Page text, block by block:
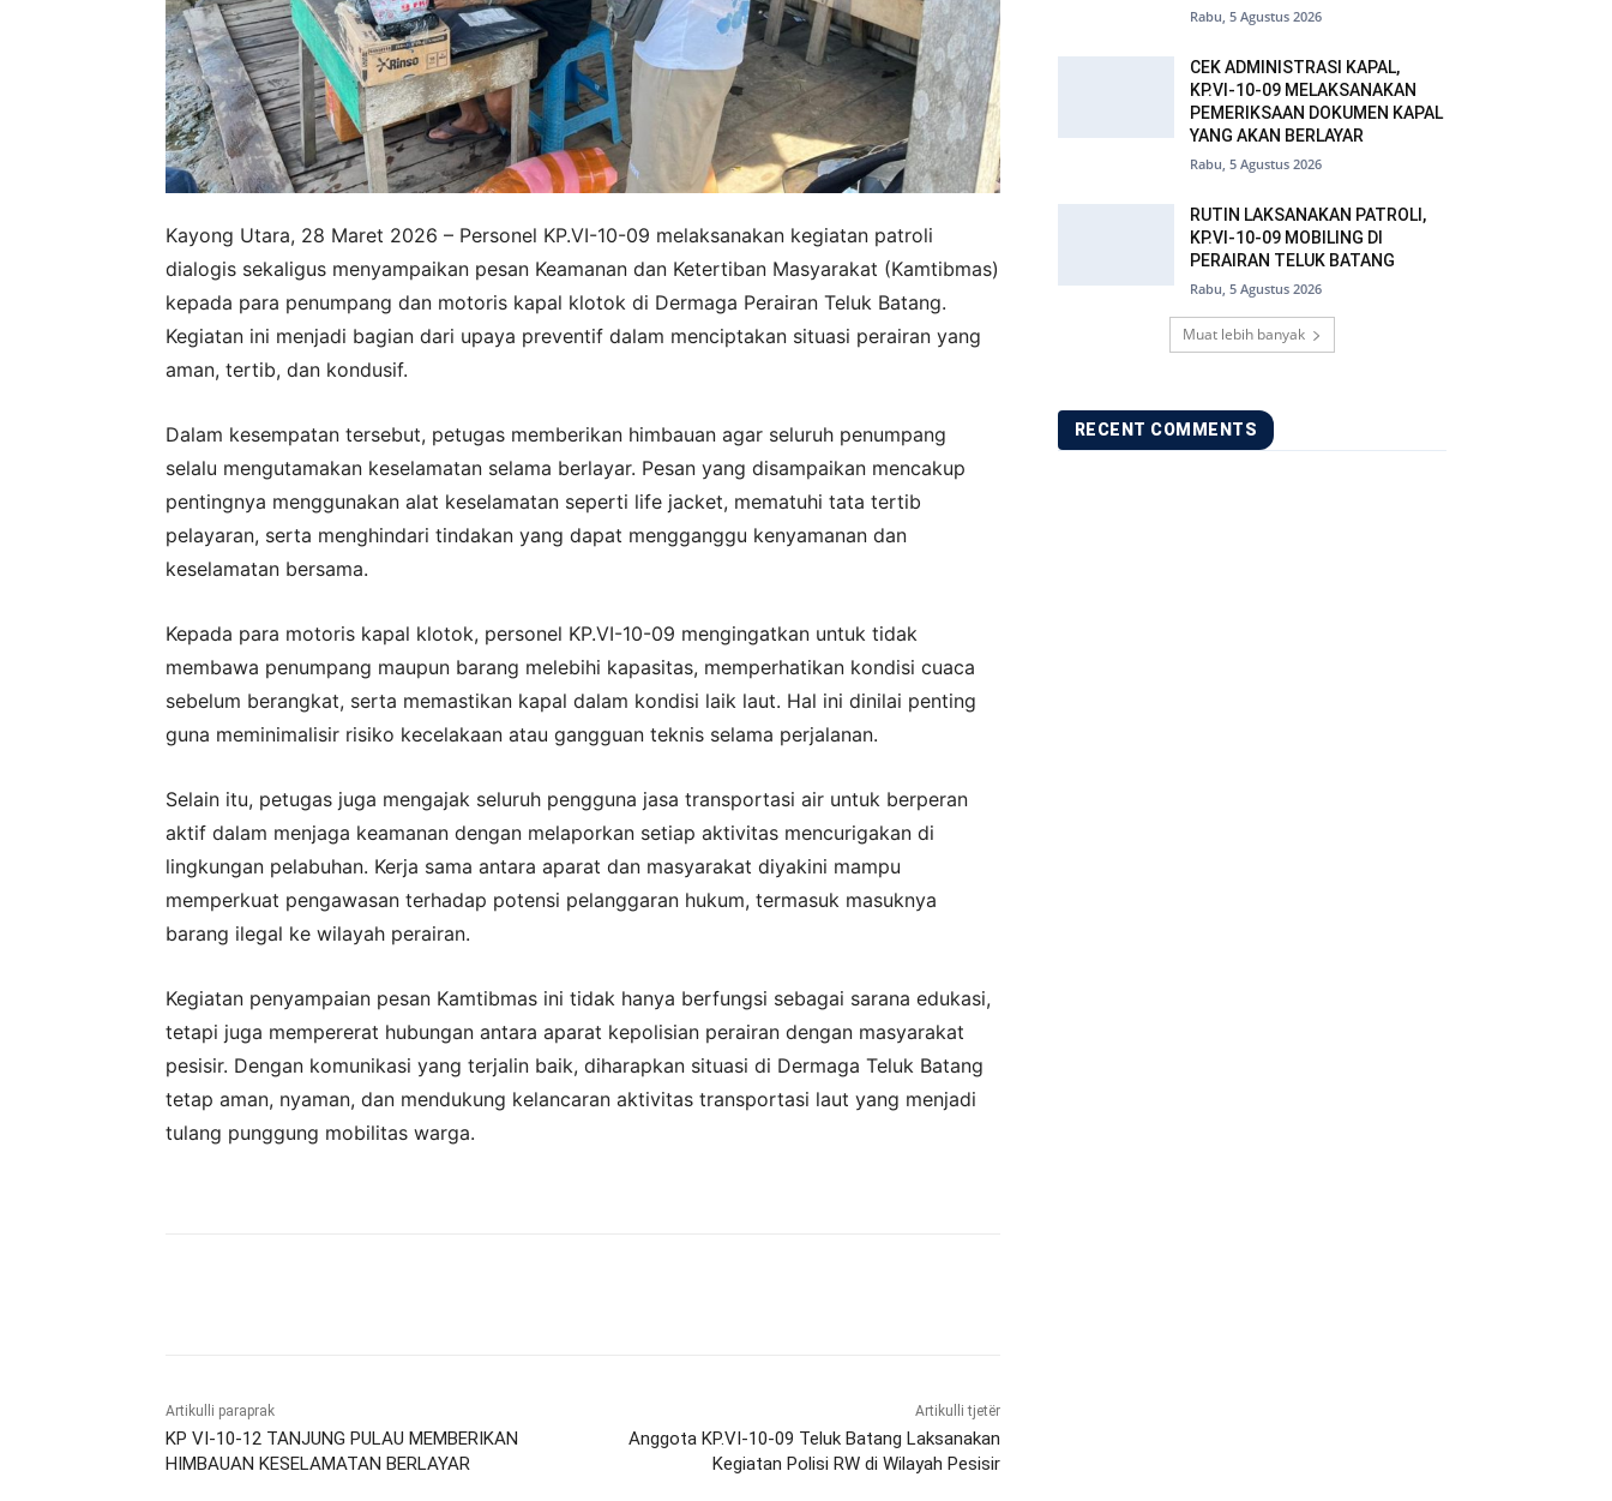
Kayong Utara, 28 Maret 2026 – Personel KP.VI-10-09 melaksanakan kegiatan patroli
dialogis sekaligus menyampaikan pesan Keamanan dan Ketertiban Masyarakat (Kamtibmas)
kepada para penumpang dan motoris kapal klotok di Dermaga Perairan Teluk Batang.
Kegiatan ini menjadi bagian dari upaya preventif dalam menciptakan situasi perairan yang
aman, tertib, dan kondusif.
Dalam kesempatan tersebut, petugas memberikan himbauan agar seluruh penumpang
selalu mengutamakan keselamatan selama berlayar. Pesan yang disampaikan mencakup
pentingnya menggunakan alat keselamatan seperti life jacket, mematuhi tata tertib
pelayaran, serta menghindari tindakan yang dapat mengganggu kenyamanan dan
keselamatan bersama.
Kepada para motoris kapal klotok, personel KP.VI-10-09 mengingatkan untuk tidak
membawa penumpang maupun barang melebihi kapasitas, memperhatikan kondisi cuaca
sebelum berangkat, serta memastikan kapal dalam kondisi laik laut. Hal ini dinilai penting
guna meminimalisir risiko kecelakaan atau gangguan teknis selama perjalanan.
Selain itu, petugas juga mengajak seluruh pengguna jasa transportasi air untuk berperan
aktif dalam menjaga keamanan dengan melaporkan setiap aktivitas mencurigakan di
lingkungan pelabuhan. Kerja sama antara aparat dan masyarakat diyakini mampu
memperkuat pengawasan terhadap potensi pelanggaran hukum, termasuk masuknya
barang ilegal ke wilayah perairan.
Kegiatan penyampaian pesan Kamtibmas ini tidak hanya berfungsi sebagai sarana edukasi,
tetapi juga mempererat hubungan antara aparat kepolisian perairan dengan masyarakat
pesisir. Dengan komunikasi yang terjalin baik, diharapkan situasi di Dermaga Teluk Batang
tetap aman, nyaman, dan mendukung kelancaran aktivitas transportasi laut yang menjadi
tulang punggung mobilitas warga.
Artikulli paraprak
KP VI-10-12 TANJUNG PULAU MEMBERIKAN
HIMBAUAN KESELAMATAN BERLAYAR
Artikulli tjetër
Anggota KP.VI-10-09 Teluk Batang Laksanakan
Kegiatan Polisi RW di Wilayah Pesisir
Rabu, 5 Agustus 2026
CEK ADMINISTRASI KAPAL,
KP.VI-10-09 MELAKSANAKAN
PEMERIKSAAN DOKUMEN KAPAL
YANG AKAN BERLAYAR
Rabu, 5 Agustus 2026
RUTIN LAKSANAKAN PATROLI,
KP.VI-10-09 MOBILING DI
PERAIRAN TELUK BATANG
Rabu, 5 Agustus 2026
Muat lebih banyak
RECENT COMMENTS